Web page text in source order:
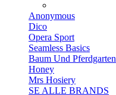
Anonymous
Dico
Opera Sport
Seamless Basics
Baum Und Pferdgarten
Honey
Mrs Hosiery
SE ALLE BRANDS